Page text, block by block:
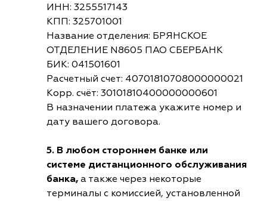
ИНН: 3255517143
КПП: 325701001
Название отделения: БРЯНСКОЕ
ОТДЕЛЕНИЕ N8605 ПАО СБЕРБАНК
БИК: 041501601
Расчетный счет: 40701810708000000021
Корр. счёт: 30101810400000000601
В назначении платежа укажите номер и
дату вашего договора.
5. В любом стороннем банке или
системе дистанционного обслуживания
банка, а также через некоторые
терминалы с комиссией, установленной